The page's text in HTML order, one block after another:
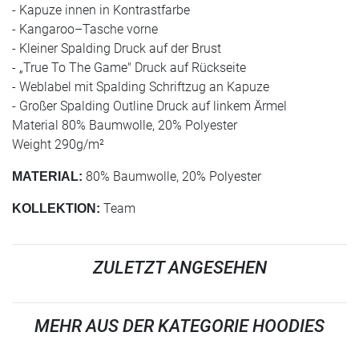
- Kapuze innen in Kontrastfarbe
- Kangaroo–Tasche vorne
- Kleiner Spalding Druck auf der Brust
- „True To The Game" Druck auf Rückseite
- Weblabel mit Spalding Schriftzug an Kapuze
- Großer Spalding Outline Druck auf linkem Ärmel
Material 80% Baumwolle, 20% Polyester
Weight 290g/m²
MATERIAL: 80% Baumwolle, 20% Polyester
KOLLEKTION: Team
ZULETZT ANGESEHEN
MEHR AUS DER KATEGORIE HOODIES